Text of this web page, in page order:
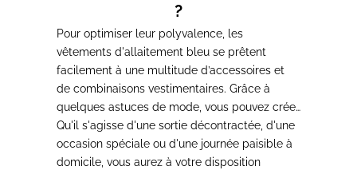
?
Pour optimiser leur polyvalence, les
vêtements d'allaitement bleu se prêtent
facilement à une multitude d’accessoires et
de combinaisons vestimentaires. Grâce à
quelques astuces de mode, vous pouvez créer
des tenues élégantes et pratiques.
Qu'il s'agisse d'une sortie décontractée, d'une
occasion spéciale ou d'une journée paisible à
domicile, vous aurez à votre disposition